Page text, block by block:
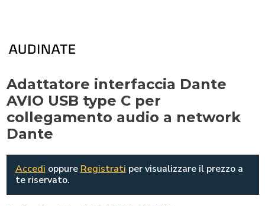
Adattatore interfaccia Dante
AVIO USB type C per
collegamento audio a network
Dante
Accedi oppure Registrati per visualizzare il prezzo a
te riservato.